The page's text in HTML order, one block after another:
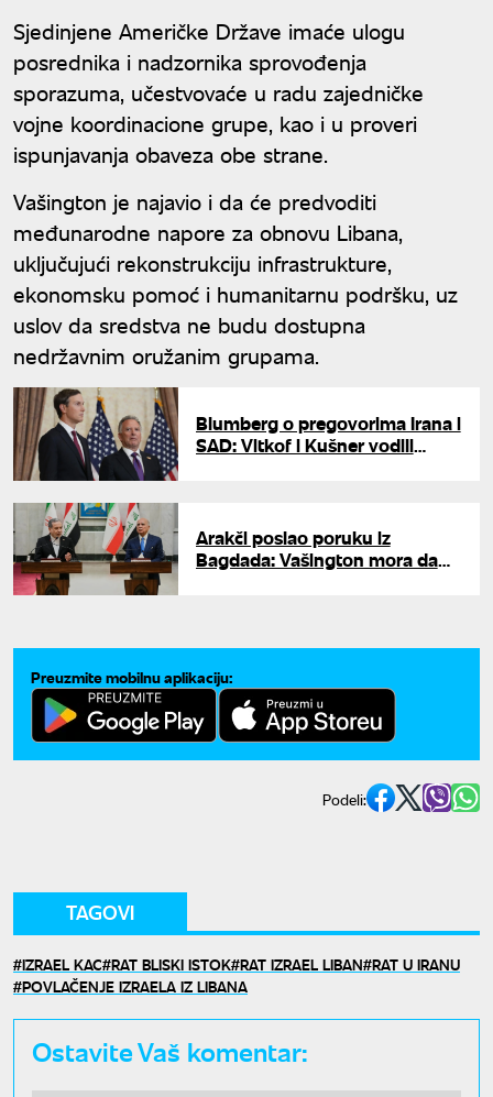
Sjedinjene Američke Države imaće ulogu
posrednika i nadzornika sprovođenja
sporazuma, učestvovaće u radu zajedničke
vojne koordinacione grupe, kao i u proveri
ispunjavanja obaveza obe strane.
Vašington je najavio i da će predvoditi
međunarodne napore za obnovu Libana,
uključujući rekonstrukciju infrastrukture,
ekonomsku pomoć i humanitarnu podršku, uz
uslov da sredstva ne budu dostupna
nedržavnim oružanim grupama.
Blumberg o pregovorima Irana i
SAD: Vitkof i Kušner vodili
Arakči poslao poruku iz
Bagdada: Vašington mora da
Preuzmite mobilnu aplikaciju:
Podeli:
TAGOVI
IZRAEL KAC RAT BLISKI ISTOK RAT IZRAEL LIBAN RAT U IRANU
POVLAČENJE IZRAELA IZ LIBANA
Ostavite Vaš komentar: